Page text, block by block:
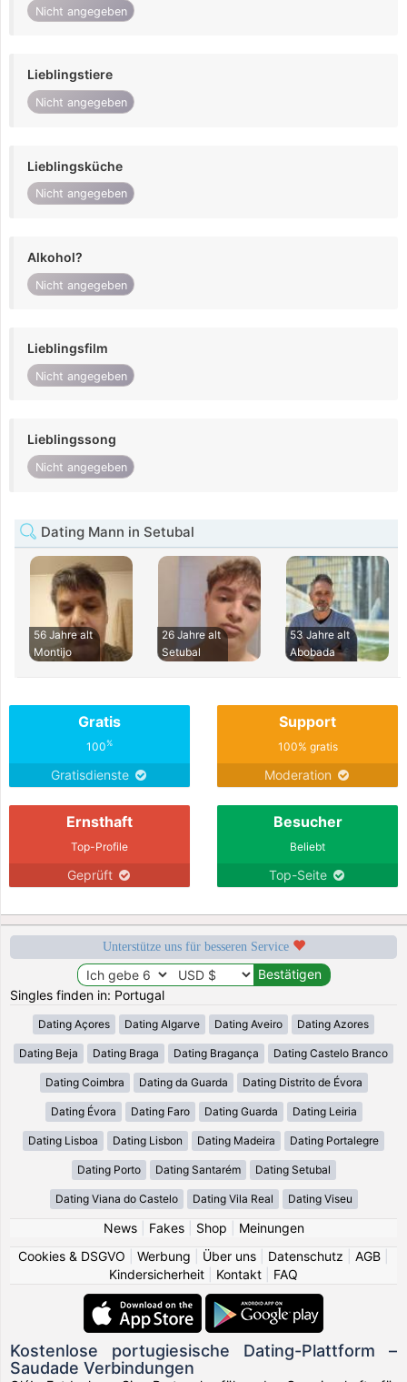
Nicht angegeben
Lieblingstiere
Nicht angegeben
Lieblingsküche
Nicht angegeben
Alkohol?
Nicht angegeben
Lieblingsfilm
Nicht angegeben
Lieblingssong
Nicht angegeben
Dating Mann in Setubal
56 Jahre alt
Montijo
26 Jahre alt
Setubal
53 Jahre alt
Abobada
Gratis
100%
Gratisdienste
Support
100% gratis
Moderation
Ernsthaft
Top-Profile
Geprüft
Besucher
Beliebt
Top-Seite
Unterstütze uns für besseren Service
Singles finden in: Portugal
Dating Açores Dating Algarve Dating Aveiro Dating Azores
Dating Beja Dating Braga Dating Bragança Dating Castelo Branco
Dating Coimbra Dating da Guarda Dating Distrito de Évora
Dating Évora Dating Faro Dating Guarda Dating Leiria
Dating Lisboa Dating Lisbon Dating Madeira Dating Portalegre
Dating Porto Dating Santarém Dating Setubal
Dating Viana do Castelo Dating Vila Real Dating Viseu
News| Fakes| Shop
Meinungen
Cookies & DSGVO
Werbung Über uns Datenschutz AGB
Kindersicherheit
Kontakt FAQ
Kostenlose portugiesische Dating-Plattform –
Saudade Verbindungen